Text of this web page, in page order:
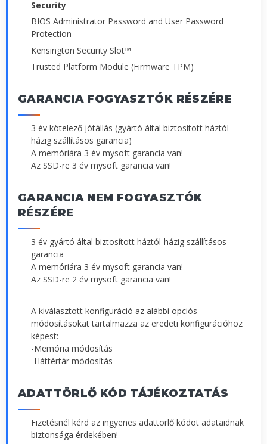
Security
BIOS Administrator Password and User Password
Protection
Kensington Security Slot™
Trusted Platform Module (Firmware TPM)
GARANCIA FOGYASZTÓK RÉSZÉRE
3 év kötelező jótállás (gyártó által biztosított háztól-
házig szállításos garancia)
A memóriára 3 év mysoft garancia van!
Az SSD-re 3 év mysoft garancia van!
GARANCIA NEM FOGYASZTÓK
RÉSZÉRE
3 év gyártó által biztosított háztól-házig szállításos
garancia
A memóriára 3 év mysoft garancia van!
Az SSD-re 2 év mysoft garancia van!
A kiválasztott konfiguráció az alábbi opciós
módosításokat tartalmazza az eredeti konfigurációhoz
képest:
-Memória módosítás
-Háttértár módosítás
ADATTÖRLŐ KÓD TÁJÉKOZTATÁS
Fizetésnél kérd az ingyenes adattörlő kódot adataidnak
biztonsága érdekében!